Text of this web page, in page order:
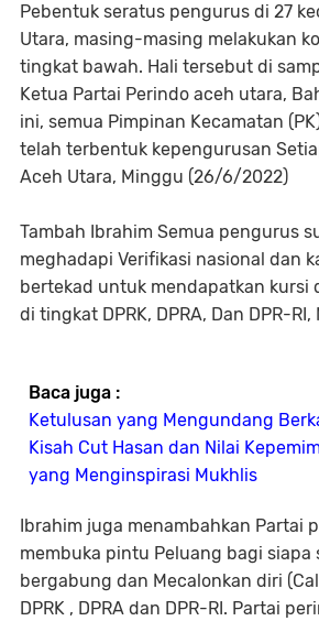
Pebentuk seratus pengurus di 27
Utara, masing-masing melakukan
tingkat bawah. Hali tersebut di
Ketua Partai Perindo aceh utara,
ini, semua Pimpinan Kecamatan
telah terbentuk kepengurusan
Aceh Utara, Minggu (26/6/2022)
Tambah Ibrahim Semua pengurus
meghadapi Verifikasi nasional dan
bertekad untuk mendapatkan kursi
di tingkat DPRK, DPRA, Dan DPR-
Baca juga :
Ketulusan yang Mengundang
Kisah Cut Hasan dan Nilai
yang Menginspirasi Mukhlis
Ibrahim juga menambahkan Partai
membuka pintu Peluang bagi siapa
bergabung dan Mecalonkan diri
DPRK , DPRA dan DPR-RI. Partai